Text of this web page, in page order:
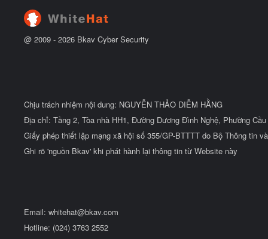
@ 2009 - 2026 Bkav Cyber Security
Chịu trách nhiệm nội dung: NGUYỄN THẢO DIỄM HẰNG
Địa chỉ: Tầng 2, Tòa nhà HH1, Đường Dương Đình Nghệ, Phường
Giấy phép thiết lập mạng xã hội số 355/GP-BTTTT do Bộ Thông tin
Ghi rõ 'nguồn Bkav' khi phát hành lại thông tin từ Website này
Email: whitehat@bkav.com
Hotline: (024) 3763 2552